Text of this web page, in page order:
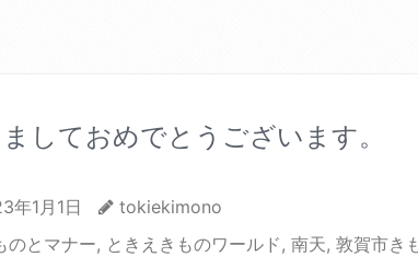
しておめでとうございます。
年1月1日
tokiekimono
のとマナー, ときえきものワールド, 南天, 敦賀市き